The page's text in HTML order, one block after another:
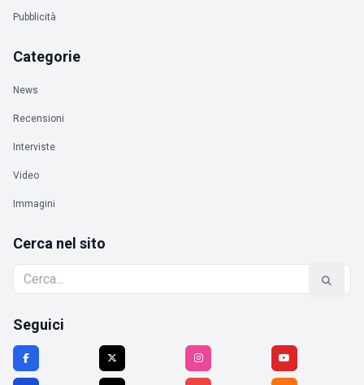
Pubblicità
Categorie
News
Recensioni
Interviste
Video
Immagini
Cerca nel sito
Seguici